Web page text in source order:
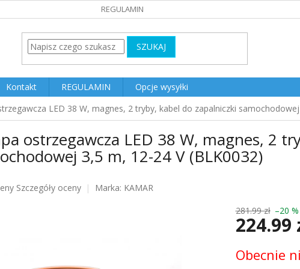
REGULAMIN
SZUKAJ
Kontakt REGULAMIN
Opcje wysyłki
LED 38 W, magnes, 2 tryby, kabel do zapalniczki
ostrzegawcza LED 38 W, magnes, 2
3,5 m, 12-24 V (BLK0032)
Szczegóły oceny Marka: KAMAR
281.99 zł –20 %
224.99
jednostkowa:
Obecnie